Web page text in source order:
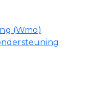
(Wmo)